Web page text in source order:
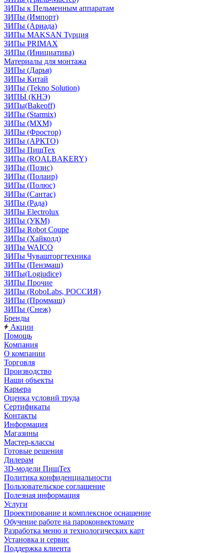
ЗИПы к Пельменным аппаратам
ЗИПы (Импорт)
ЗИПы (Ариада)
ЗИПы MAKSAN Турция
ЗИПы PRIMAX
ЗИПы (Инициатива)
Материалы для монтажа
ЗИПы (Дарья)
ЗИПы Китай
ЗИПы (Tekno Solution)
ЗИПЫ (КНЭ)
ЗИПы(Bakeoff)
ЗИПы (Starmix)
ЗИПы (МХМ)
ЗИПы (Фростор)
ЗИПы (АРКТО)
ЗИПы ПищТех
ЗИПы (ROALBAKERY)
ЗИПы (Позис)
ЗИПы (Полаир)
ЗИПы (Полюс)
ЗИПы (Сантас)
ЗИПы (Рада)
ЗИПы Electrolux
ЗИПы (УКМ)
ЗИПы Robot Coupe
ЗИПы (Хайколд)
ЗИПы WAICO
ЗИПы Чувашторгтехника
ЗИПы (Пензмаш)
ЗИПы(Logiudice)
ЗИПы Прочие
ЗИПы (RoboLabs, РОССИЯ)
ЗИПы (Проммаш)
ЗИПы (Снеж)
Бренды
Акции
Помощь
Компания
О компании
Торговля
Производство
Наши объекты
Карьера
Оценка условий труда
Сертификаты
Контакты
Информация
Магазины
Мастер-классы
Готовые решения
Дилерам
3D-модели ПищТех
Политика конфиденциальности
Пользовательское соглашение
Полезная информация
Услуги
Проектирование и комплексное оснащение
Обучение работе на пароконвектомате
Разработка меню и технологических карт
Установка и сервис
Поддержка клиента